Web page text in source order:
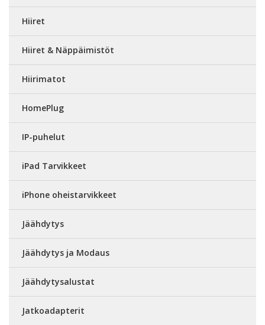
Hiiret
Hiiret & Näppäimistöt
Hiirimatot
HomePlug
IP-puhelut
iPad Tarvikkeet
iPhone oheistarvikkeet
Jäähdytys
Jäähdytys ja Modaus
Jäähdytysalustat
Jatkoadapterit